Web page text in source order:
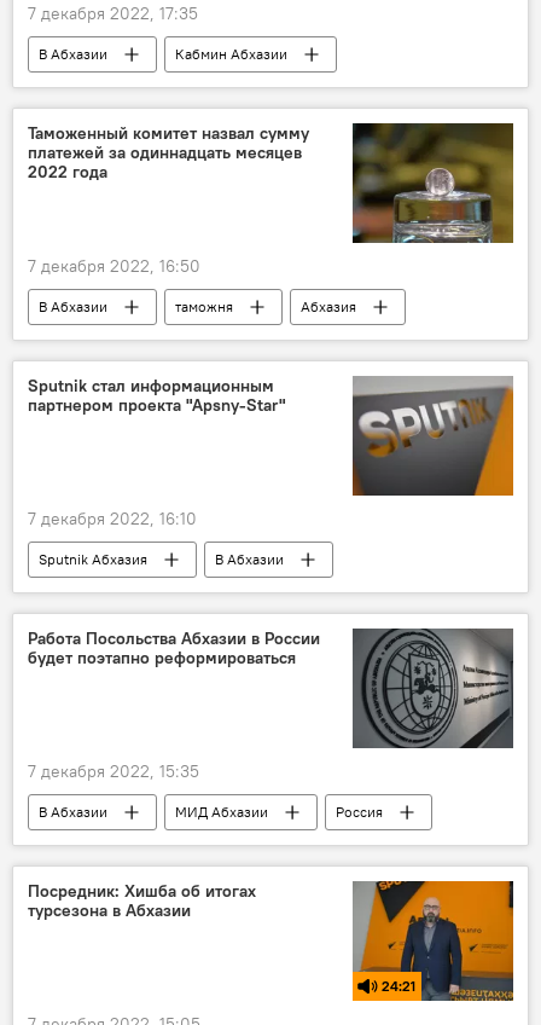
7 декабря 2022, 17:35
В Абхазии
Кабмин Абхазии
Общество
Абхазия
Таможенный комитет назвал сумму
платежей за одиннадцать месяцев
2022 года
7 декабря 2022, 16:50
В Абхазии таможня Абхазия
Sputnik стал информационным
партнером проекта "Аpsny-Star"
7 декабря 2022, 16:10
Sputnik Абхазия
В Абхазии
Культура
музыка
Работа Посольства Абхазии в России
будет поэтапно реформироваться
7 декабря 2022, 15:35
В Абхазии МИД Абхазии
Россия
Инал Ардзинба
Посредник: Хишба об итогах
турсезона в Абхазии
24:21